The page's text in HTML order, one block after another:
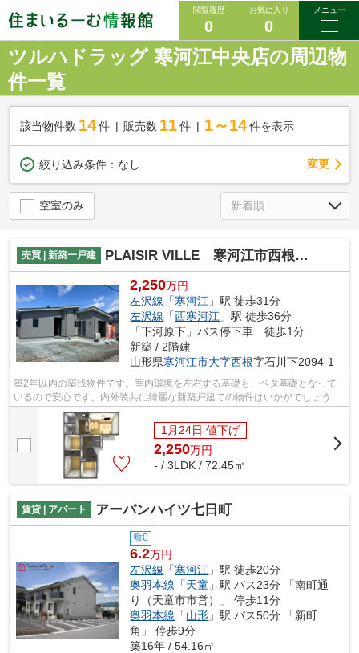
閲覧履歴
0
お気に入り
0
メニュー
ツルハドラッグ 寒河江中央店の周辺物
件一覧
該当物件数 14件 販売数 11 件 1～14 件を表示
絞り込み条件： なし 変更
空室のみ
売買 | 新築一戸建 PLAISIR VILLE 寒河江市西根 2期
2,250万円
左沢線 「寒河江 」駅 徒歩31分
左沢線 「西寒河江 」駅 徒歩36分
「下河原下」バス停下車 徒歩1分
新築 / 2階建
山形県寒河江市大字西根字石川下2094-1
築2年以内の築浅物件です。室内環境を左右する基礎も、ベタ基礎となって
いるので安心です。内外装共に綺麗な新築戸建ての物件はいかがでしょう
か。寒河江市エリアと左沢線寒河江付近の...
1月24日 値下げ
2,250万円
- / 3LDK / 72.45㎡
賃貸 | アパート アーバンハイツ七日町
敷0
6.2万円
左沢線 「寒河江 」駅 徒歩20分
奥羽本線 「天童 」駅 バス23分 「南町通
り（天童市市営）」 停歩11分
奥羽本線 「山形 」駅 バス50分 「新町
角」 停歩9分
築16年 / 54.16㎡